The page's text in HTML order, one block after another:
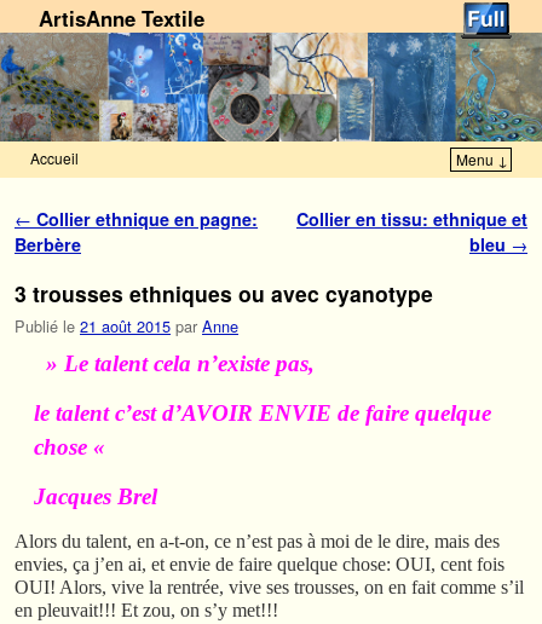
ArtisAnne Textile
Accueil Menu ↓
Navigation des articles
← Collier ethnique en pagne:
Berbère
Collier en tissu: ethnique et
bleu →
3 trousses ethniques ou avec cyanotype
Publié le 21 août 2015 par Anne
» Le talent cela n’existe pas,
le talent c’est d’AVOIR ENVIE de faire quelque
chose «
Jacques Brel
Alors du talent, en a-t-on, ce n’est pas à moi de le dire, mais des
envies, ça j’en ai, et envie de faire quelque chose: OUI, cent fois
OUI! Alors, vive la rentrée, vive ses trousses, on en fait comme s’il
en pleuvait!!! Et zou, on s’y met!!!